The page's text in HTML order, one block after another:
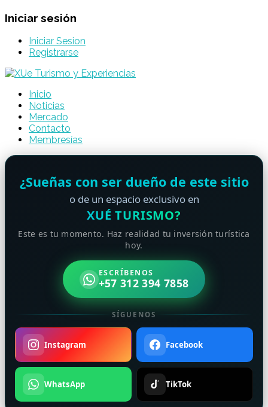
Iniciar sesión
Iniciar Sesion
Registrarse
Inicio
Noticias
Mercado
Contacto
Membresías
¿Sueñas con ser dueño de este sitio
o de un espacio exclusivo en
XUÉ TURISMO?
Este es tu momento. Haz realidad tu inversión turística
hoy.
ESCRÍBENOS
+57 312 394 7858
SÍGUENOS
Instagram Facebook
WhatsApp TikTok